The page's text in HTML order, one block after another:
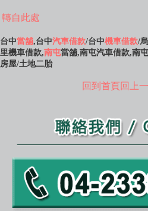
轉自此處
台中當舖,台中汽車借款/台中機車借款/
里機車借款,南屯當舖,南屯汽車借款,南
房屋/土地二胎
回到首頁 回上